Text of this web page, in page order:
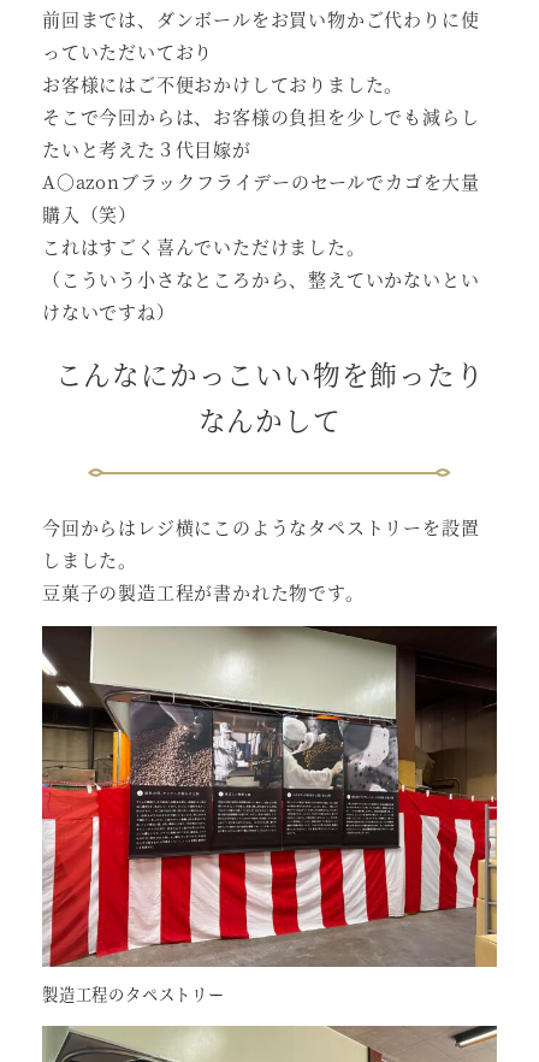
前回までは、ダンボールをお買い物かご代わりに使
っていただいており
お客様にはご不便おかけしておりました。
そこで今回からは、お客様の負担を少しでも減らし
たいと考えた３代目嫁が
A○azonブラックフライデーのセールでカゴを大量
購入（笑）
これはすごく喜んでいただけました。
（こういう小さなところから、整えていかないとい
けないですね）
こんなにかっこいい物を飾ったり
なんかして
今回からはレジ横にこのようなタペストリーを設置
しました。
豆菓子の製造工程が書かれた物です。
製造工程のタペストリー